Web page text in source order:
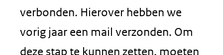
verbonden. Hierover hebben we
vorig jaar een mail verzonden. Om
deze stap te kunnen zetten, moeten